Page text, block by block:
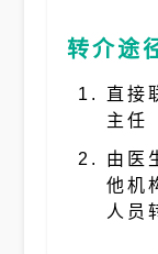
转介途
直接
主任
由医
他机
人员